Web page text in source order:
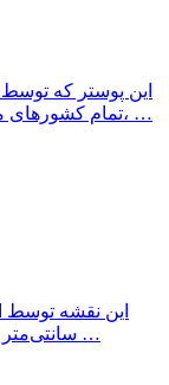
این پوستر که
تمام کشورهای مستقل جهان همراه با نام فارسی، نام انگلیسی، …
این نقشه توسط
نقشه طبیعی ایران در اندازه 100x70 سانتی‌متر با مقیاس …